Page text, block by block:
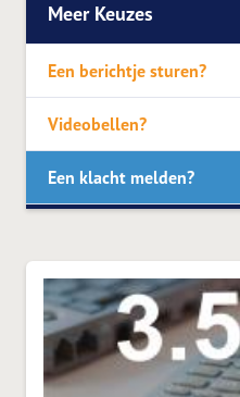
Meer Keuzes
Een berichtje sturen?
Videobellen?
Een klacht melden?